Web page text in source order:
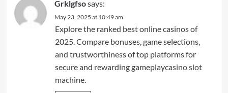
Grklgfsosays:
May 23, 2025 at 10:49 am
Explore the ranked best online casinos of
2025. Compare bonuses, game selections,
and trustworthiness of top platforms for
secure and rewarding gameplaycasino slot
machine.